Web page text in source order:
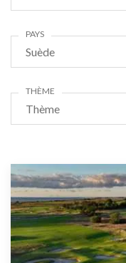
Suède
PAYS
Thème
THÈME